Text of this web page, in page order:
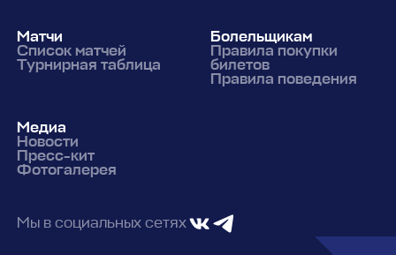
Матчи
Список матчей
Турнирная таблица
Болельщикам
Правила покупки
билетов
Правила поведения
Медиа
Новости
Пресс-кит
Фотогалерея
Мы в социальных сетях